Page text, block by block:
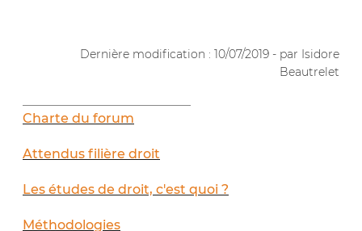
Dernière modification : 10/07/2019 - par Isidore
Beautrelet
Charte du forum
Attendus filière droit
Les études de droit, c'est quoi ?
Méthodologies